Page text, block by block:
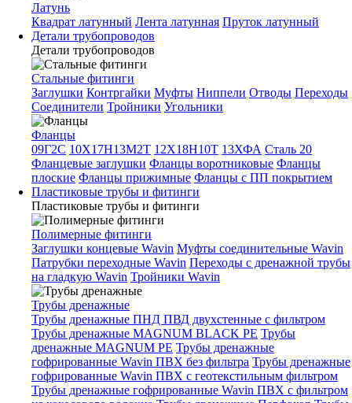
Латунь
Квадрат латунный Лента латунная Пруток латунный
Детали трубопроводов
Детали трубопроводов
Стальные фитинги
Заглушки Контргайки Муфты Ниппели Отводы Переходы
Соединители Тройники Угольники
Фланцы
09Г2С 10Х17Н13М2Т 12Х18Н10Т 13ХФА Сталь 20
Фланцевые заглушки Фланцы воротниковые Фланцы
плоские Фланцы прижимные Фланцы с ПП покрытием
Пластиковые трубы и фитинги
Пластиковые трубы и фитинги
Полимерные фитинги
Заглушки концевые Wavin Муфты соединительные Wavin
Патрубки переходные Wavin Переходы с дренажной трубы
на гладкую Wavin Тройники Wavin
Трубы дренажные
Трубы дренажные ПНД ПВД двухстенные с фильтром
Трубы дренажные MAGNUM BLACK PE Трубы
дренажные MAGNUM PE Трубы дренажные
гофрированные Wavin ПВХ без фильтра Трубы дренажные
гофрированные Wavin ПВХ с геотекстильным фильтром
Трубы дренажные гофрированные Wavin ПВХ с фильтром